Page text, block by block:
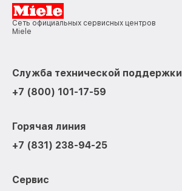
Сеть официальных сервисных центров
Miele
Служба технической поддержки
+7 (800) 101-17-59
Горячая линия
+7 (831) 238-94-25
Сервис